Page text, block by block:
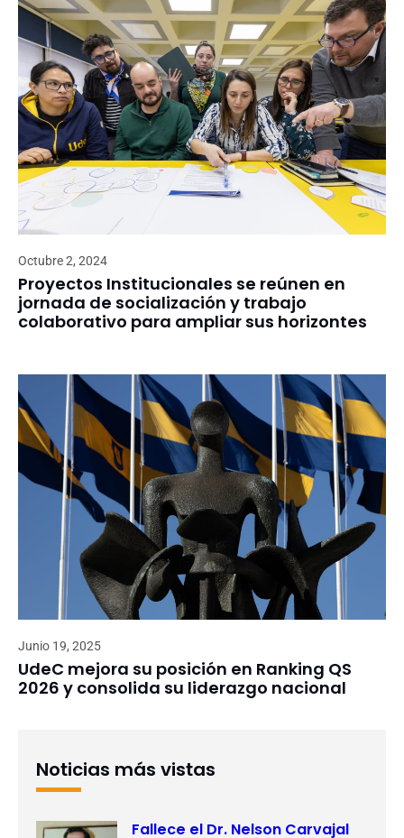
Octubre 2, 2024
Proyectos Institucionales se reúnen en
jornada de socialización y trabajo
colaborativo para ampliar sus horizontes
Junio 19, 2025
UdeC mejora su posición en Ranking QS
2026 y consolida su liderazgo nacional
Noticias más vistas
Fallece el Dr. Nelson Carvajal